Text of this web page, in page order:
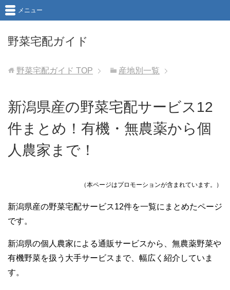
野菜宅配ガイド
メニュー
野菜宅配ガイド TOP 産地別一覧
新潟県産の野菜宅配サービス12
件まとめ！有機・無農薬から個
人農家まで！
（本ページはプロモーションが含まれています。）
新潟県産の野菜宅配サービス12件を一覧にまとめたページ
です。
新潟県の個人農家による通販サービスから、無農薬野菜や
有機野菜を扱う大手サービスまで、幅広く紹介していま
す。